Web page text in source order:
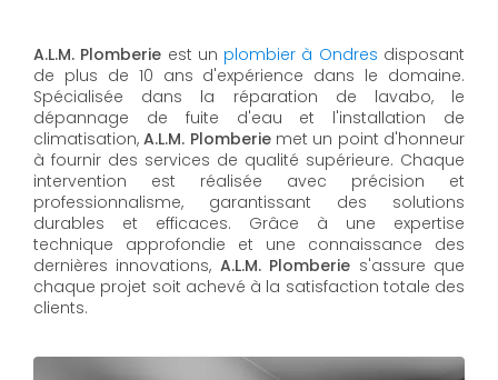
A.L.M. Plomberie est un plombier à Ondres disposant
de plus de 10 ans d'expérience dans le domaine.
Spécialisée dans la réparation de lavabo, le
dépannage de fuite d'eau et l'installation de
climatisation,A.L.M. Plomberiemet un point d'honneur
à fournir des services de qualité supérieure. Chaque
intervention est réalisée avec précision et
professionnalisme, garantissant des solutions
durables et efficaces. Grâce à une expertise
technique approfondie et une connaissance des
dernières innovations, A.L.M. Plomberie s'assure que
chaque projet soit achevé à la satisfaction totale des
clients.